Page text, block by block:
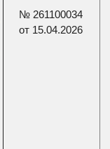
№ 261100034
от 15.04.2026